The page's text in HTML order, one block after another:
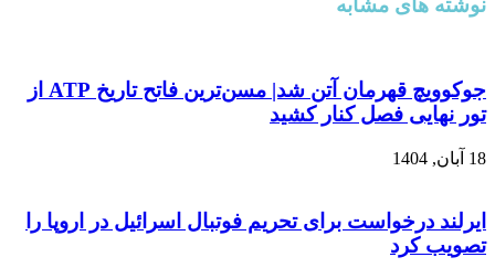
نوشته های مشابه
جوکوویچ قهرمان آتن شد| مسن‌ترین فاتح تاریخ ATP از
تور نهایی فصل کنار کشید
18 آبان, 1404
ایرلند درخواست برای تحریم فوتبال اسرائیل در اروپا را
تصویب کرد